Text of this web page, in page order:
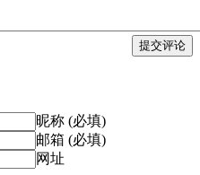
提交评论
昵称 (必填)
邮箱 (必填)
网址